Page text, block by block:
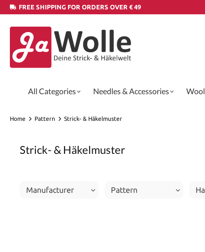
FREE SHIPPING FOR ORDERS OVER € 49
All Categories Needles & Accessories
Home Pattern Strick- & Häkelmuster
Strick- & Häkelmuster
Manufacturer Pattern